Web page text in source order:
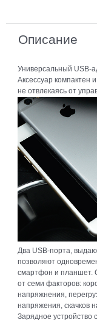
Описание
Универсальный USB-
Аксессуар компактен
не отвлекаясь от
Два USB-порта,
позволяют
смартфон и планшет.
от семи факторов:
напряжнения,
напряжения, скачков
Зарядное устройство